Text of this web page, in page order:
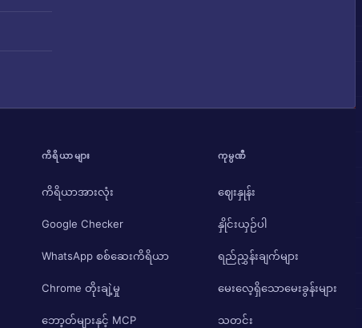
ကိရိယာများ
ကိရိယာအားလုံး
Google Checker
WhatsApp စစ်ဆေးကိရိယာ
Chrome တိုးချဲ့မှု
ဘော့တ်များနှင့် MCP
ကုမ္ပဏီ
ဈေးနှုန်း
နှိုင်းယှဉ်ပါ
ရည်ညွှန်းချက်များ
မေးလေ့ရှိသောမေးခွန်းများ
သတင်း